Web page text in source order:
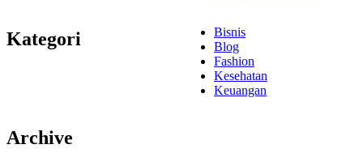
Kategori
Bisnis
Blog
Fashion
Kesehatan
Keuangan
Archive